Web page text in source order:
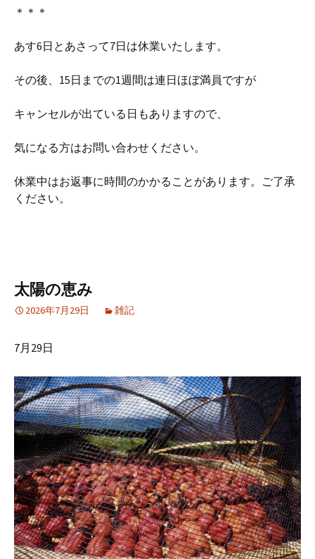
＊＊＊
あす6日とあさって7日は休業いたします。
その後、15日までの1週間は連日ほぼ満員ですが
キャンセルが出ている日もありますので、
気になる方はお問い合わせください。
休業中はお返事に時間のかかることがあります。ご了承
ください。
太陽の恵み
2026年7月29日 雑記
7月29日